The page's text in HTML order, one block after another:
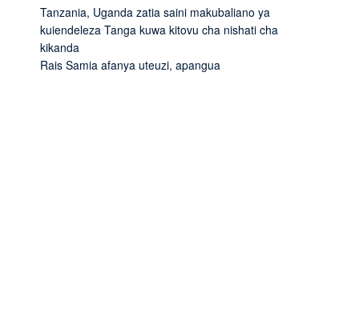
Tanzania, Uganda zatia saini makubaliano ya
kuiendeleza Tanga kuwa kitovu cha nishati cha
kikanda
Rais Samia afanya uteuzi, apangua